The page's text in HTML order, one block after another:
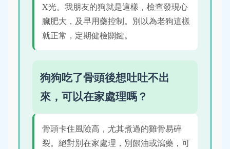
X光。我朋友的狗就是這樣，檢查發現心
臟肥大，及早用藥控制。別以為老狗這樣
就正常，定期健檢關鍵。
狗狗吃了骨頭後想吐吐不出
來，可以在家處理嗎？
骨頭卡住風險高，尤其煮過的雞骨易碎
裂。絕對別在家處理，別餵油或瀉藥，可